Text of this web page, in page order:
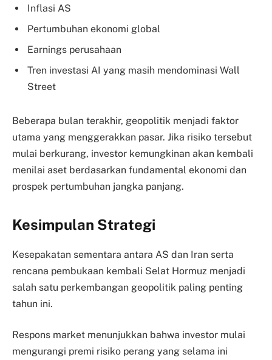
Inflasi AS
Pertumbuhan ekonomi global
Earnings perusahaan
Tren investasi AI yang masih mendominasi Wall
Street
Beberapa bulan terakhir, geopolitik menjadi faktor
utama yang menggerakkan pasar. Jika risiko tersebut
mulai berkurang, investor kemungkinan akan kembali
menilai aset berdasarkan fundamental ekonomi dan
prospek pertumbuhan jangka panjang.
Kesimpulan Strategi
Kesepakatan sementara antara AS dan Iran serta
rencana pembukaan kembali Selat Hormuz menjadi
salah satu perkembangan geopolitik paling penting
tahun ini.
Respons market menunjukkan bahwa investor mulai
mengurangi premi risiko perang yang selama ini